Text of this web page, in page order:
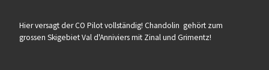
Hier versagt der CO Pilot vollständig! Chandolin gehört zum
grossen Skigebiet Val d'Anniviers mit Zinal und Grimentz!